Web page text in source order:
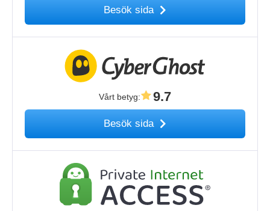
Besök sida
Vårt betyg: 9.7
Besök sida